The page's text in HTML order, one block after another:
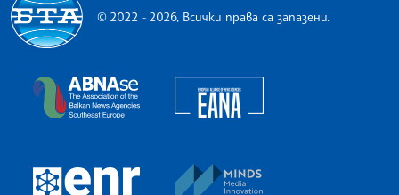
© 2022 - 2026, Всички права са запазени.
The Assocoation of the Balkan News Agencies
European Newsroom